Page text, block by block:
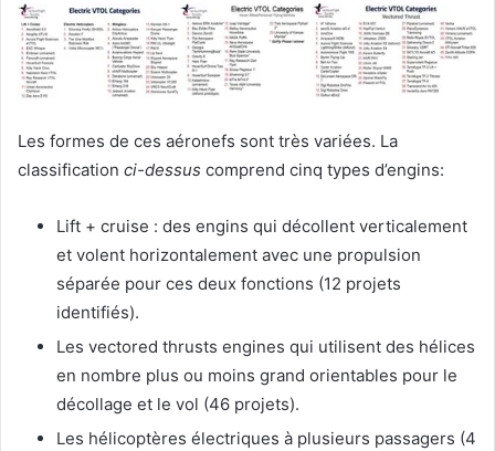
Les formes de ces aéronefs sont très variées. La
classification ci-dessus comprend cinq types d’engins:
Lift + cruise : des engins qui décollent verticalement
et volent horizontalement avec une propulsion
séparée pour ces deux fonctions (12 projets
identifiés).
Les vectored thrusts engines qui utilisent des hélices
en nombre plus ou moins grand orientables pour le
décollage et le vol (46 projets).
Les hélicoptères électriques à plusieurs passagers (4